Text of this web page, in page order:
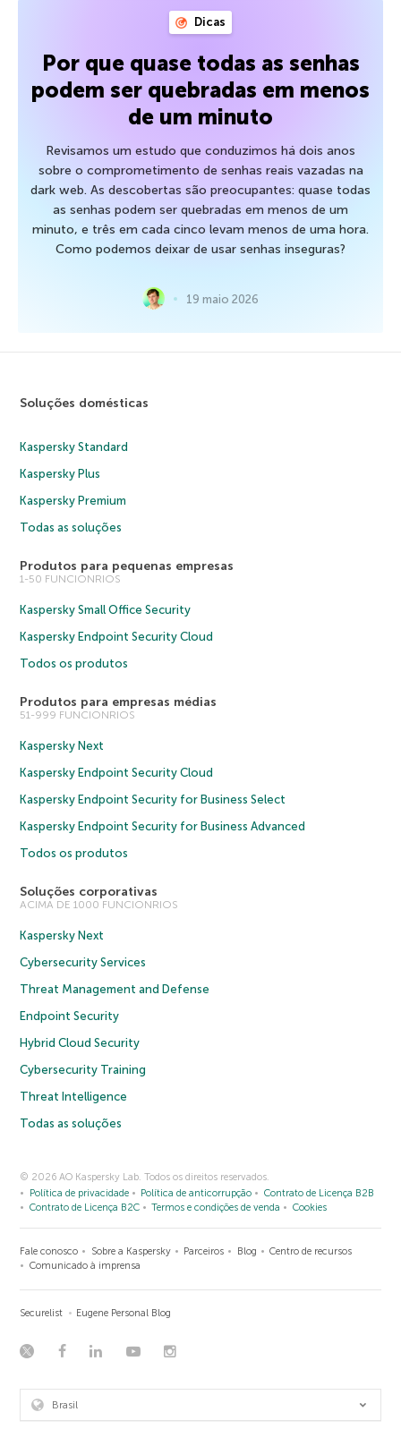
Dicas
Por que quase todas as senhas
podem ser quebradas em menos
de um minuto
Revisamos um estudo que conduzimos há dois anos
sobre o comprometimento de senhas reais vazadas na
dark web. As descobertas são preocupantes: quase todas
as senhas podem ser quebradas em menos de um
minuto, e três em cada cinco levam menos de uma hora.
Como podemos deixar de usar senhas inseguras?
19 maio 2026
Soluções domésticas
Kaspersky Standard
Kaspersky Plus
Kaspersky Premium
Todas as soluções
Produtos para pequenas empresas
1-50 FUNCIONRIOS
Kaspersky Small Office Security
Kaspersky Endpoint Security Cloud
Todos os produtos
Produtos para empresas médias
51-999 FUNCIONRIOS
Kaspersky Next
Kaspersky Endpoint Security Cloud
Kaspersky Endpoint Security for Business Select
Kaspersky Endpoint Security for Business Advanced
Todos os produtos
Soluções corporativas
ACIMA DE 1000 FUNCIONRIOS
Kaspersky Next
Cybersecurity Services
Threat Management and Defense
Endpoint Security
Hybrid Cloud Security
Cybersecurity Training
Threat Intelligence
Todas as soluções
© 2026 AO Kaspersky Lab. Todos os direitos reservados.
Política de privacidade
Política de anticorrupção
Contrato de Licença B2B
Contrato de Licença B2C
Termos e condições de venda Cookies
Fale conosco Sobre a Kaspersky Parceiros Blog
Centro de recursos
Comunicado à imprensa
Securelist Eugene Personal Blog
Brasil